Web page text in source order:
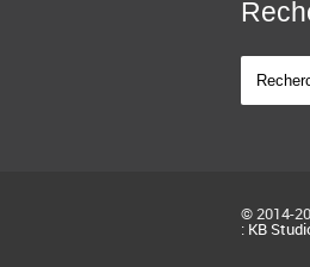
© 2014-
: KB